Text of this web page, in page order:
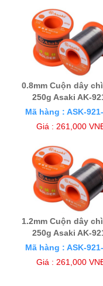
0.8mm Cuộn dây
250g Asaki AK-
Mã hàng : ASK-
Giá : 261,000
1.2mm Cuộn dây
250g Asaki AK-
Mã hàng : ASK-
Giá : 261,000